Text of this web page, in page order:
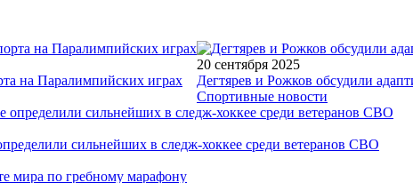
на Паралимпийских играх
20 сентября 2025
Дегтярев и Рожков обсудили
Спортивные новости
сильнейших в следж-хоккее среди ветеранов СВО